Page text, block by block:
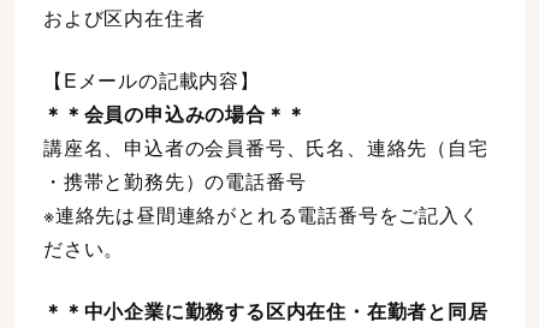
および区内在住者
【Eメールの記載内容】
＊＊会員の申込みの場合＊＊
講座名、申込者の会員番号、氏名、連絡先（自宅
・携帯と勤務先）の電話番号
※連絡先は昼間連絡がとれる電話番号をご記入く
ださい。
＊＊中小企業に勤務する区内在住・在勤者と同居